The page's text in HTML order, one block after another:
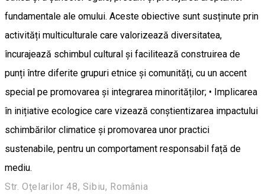
fundamentale ale omului. Aceste obiective sunt susținute prin
activități multiculturale care valorizează diversitatea,
încurajează schimbul cultural și facilitează construirea de
punți între diferite grupuri etnice și comunități, cu un accent
special pe promovarea și integrarea minorităților; • Implicarea
în inițiative ecologice care vizează conștientizarea impactului
schimbărilor climatice și promovarea unor practici
sustenabile, pentru un comportament responsabil față de
mediu.
Str. Oţelarilor 48, Sibiu, România